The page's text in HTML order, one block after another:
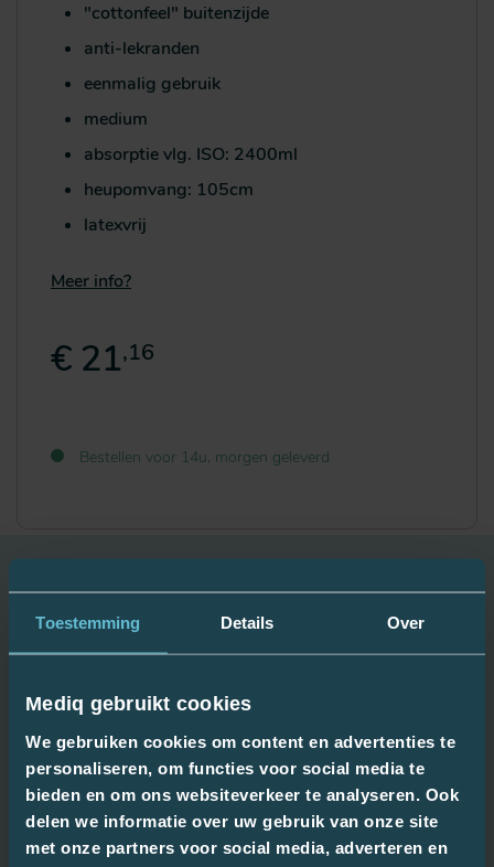
Toestemming Details Over
Mediq gebruikt cookies
We gebruiken cookies om content en advertenties te
personaliseren, om functies voor social media te
bieden en om ons websiteverkeer te analyseren. Ook
delen we informatie over uw gebruik van onze site
met onze partners voor social media, adverteren en
"cottonfeel" buitenzijde
anti-lekranden
eenmalig gebruik
medium
absorptie vlg. ISO: 2400ml
heupomvang: 105cm
latexvrij
Meer info?
€ 21,16
Bestellen voor 14u, morgen geleverd
Gebruiksadvies: ABSORIN PANTS SUPER M
80-130CM 2400ML
Voorbereiden:
pants uit de verpakking halen en goed uitvouwen
Aanbrengen:
trek de pants aan als gewoon ondergoed
voor een goede aansluiting in het kruis; de pants goed